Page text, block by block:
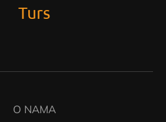
Turs
O NAMA